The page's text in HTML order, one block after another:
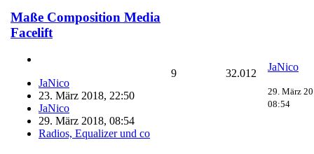
Maße Composition Media
Facelift
JaNico
23. März 2018, 22:50
JaNico
29. März 2018, 08:54
Radios, Equalizer und co
9 32.012
JaNico
29. März
08:54